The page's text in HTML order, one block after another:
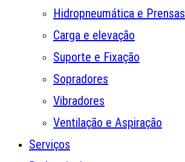
Hidropneumática e Prensas
Carga e elevação
Suporte e Fixação
Sopradores
Vibradores
Ventilação e Aspiração
Serviços